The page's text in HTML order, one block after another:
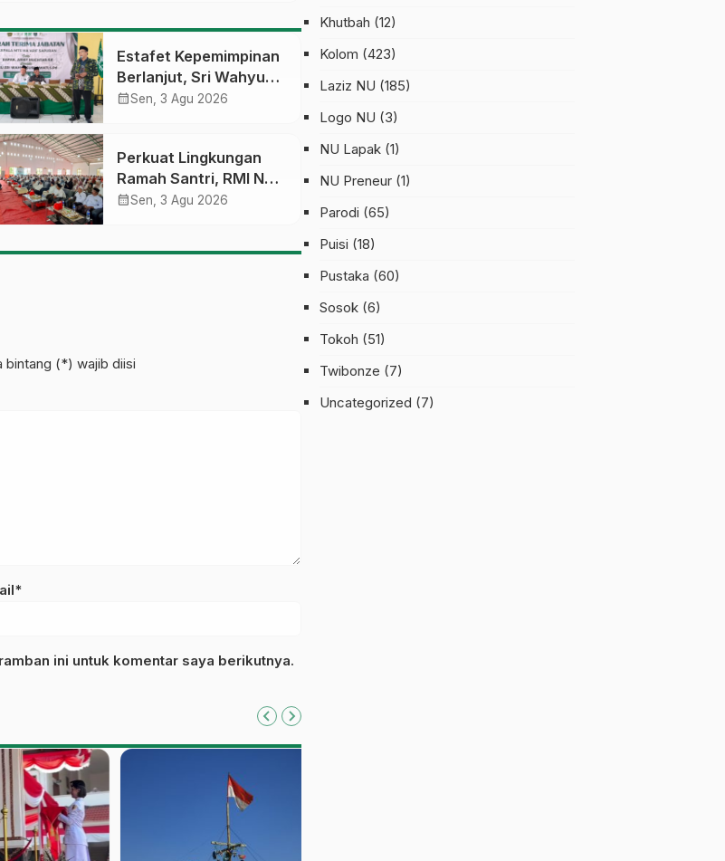
Estafet Kepemimpinan
Berlanjut, Sri Wahyu
Susilowati Resmi
calendar_monthSen, 3 Agu 2026
Perkuat Lingkungan
Ramah Santri, RMI NU
Gelar ‘Sambang
calendar_monthSen, 3 Agu 2026
bintang (*) wajib diisi
ini untuk komentar saya berikutnya.
Khutbah (12)
Kolom (423)
Laziz NU (185)
Logo NU (3)
NU Lapak (1)
NU Preneur (1)
Parodi (65)
Puisi (18)
Pustaka (60)
Sosok (6)
Tokoh (51)
Twibonze (7)
Uncategorized (7)